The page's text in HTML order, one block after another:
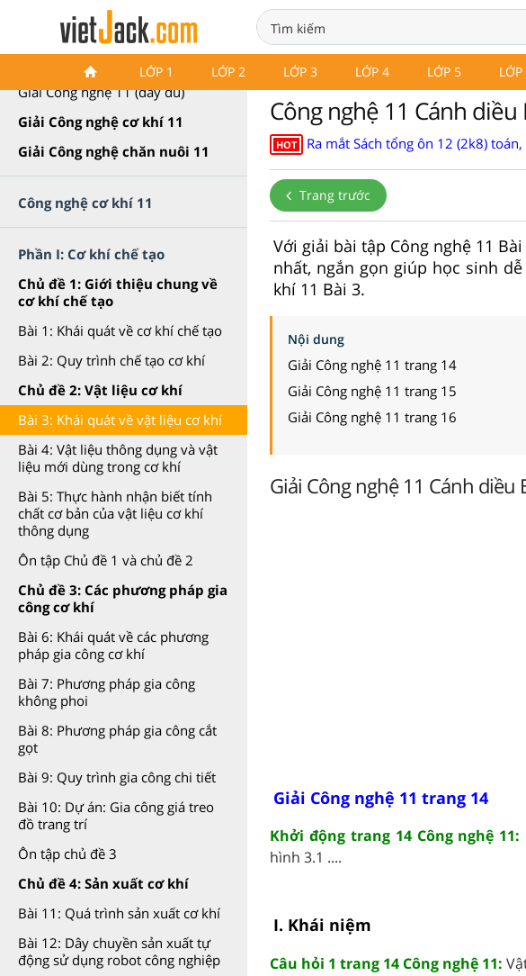
LỚP 1 LỚP 2 LỚP 3 LỚP 4 LỚP 5
Công nghệ 11 Cánh diều
Giải Công nghệ 11 (đầy đủ)
Giải Công nghệ cơ khí 11
Giải Công nghệ chăn nuôi 11
Công nghệ cơ khí 11
Phần I: Cơ khí chế tạo
Chủ đề 1: Giới thiệu chung về
cơ khí chế tạo
Bài 1: Khái quát về cơ khí chế tạo
Bài 2: Quy trình chế tạo cơ khí
Chủ đề 2: Vật liệu cơ khí
Bài 3: Khái quát về vật liệu cơ khí
Bài 4: Vật liệu thông dụng và vật
liệu mới dùng trong cơ khí
Bài 5: Thực hành nhận biết tính
chất cơ bản của vật liệu cơ khí
thông dụng
Ôn tập Chủ đề 1 và chủ đề 2
Chủ đề 3: Các phương pháp gia
công cơ khí
Bài 6: Khái quát về các phương
pháp gia công cơ khí
Bài 7: Phương pháp gia công
không phoi
Bài 8: Phương pháp gia công cắt
gọt
Bài 9: Quy trình gia công chi tiết
Bài 10: Dự án: Gia công giá treo
đồ trang trí
Ôn tập chủ đề 3
Chủ đề 4: Sản xuất cơ khí
Bài 11: Quá trình sản xuất cơ khí
Bài 12: Dây chuyền sản xuất tự
động sử dụng robot công nghiệp
Công nghệ 11 Cánh
HOT Ra mắt Sách tổng ôn 12 (2k8)
Trang trước
Với giải bài tập Công nghệ 11
nhất, ngắn gọn giúp học sinh
khí 11 Bài 3.
Nội dung
Giải Công nghệ 11 trang 14
Giải Công nghệ 11 trang 15
Giải Công nghệ 11 trang 16
Giải Công nghệ 11 Cánh diều
Giải Công nghệ 11 trang 14
Khởi động trang 14 Công nghệ 11:
hình 3.1 ....
I. Khái niệm
Câu hỏi 1 trang 14 Công nghệ 11: